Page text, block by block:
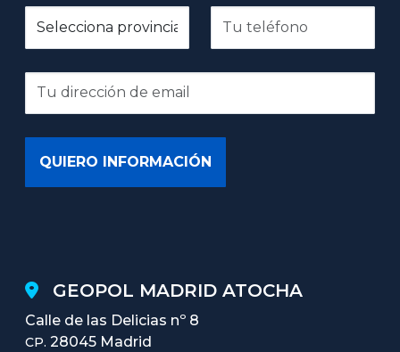
GEOPOL MADRID ATOCHA
Calle de las Delicias nº 8
CP. 28045 Madrid